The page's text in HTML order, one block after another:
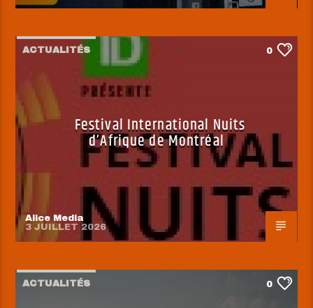
ACTUALITÉS 0
Festival International Nuits
d’Afrique de Montréal
Alice Media
3 JUILLET 2026
ACTUALITÉS 0